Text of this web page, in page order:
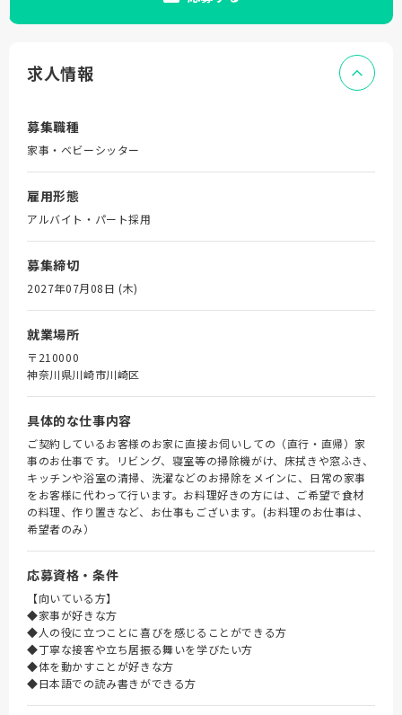
求人情報
募集職種
家事・ベビーシッター
雇用形態
アルバイト・パート採用
募集締切
2027年07月08日 (木)
就業場所
〒210000
神奈川県川崎市川崎区
具体的な仕事内容
ご契約しているお客様のお家に直接お伺いしての（直行・直帰）家
事のお仕事です。リビング、寝室等の掃除機がけ、床拭きや窓ふき、
キッチンや浴室の清掃、洗濯などのお掃除をメインに、日常の家事
をお客様に代わって行います。お料理好きの方には、ご希望で食材
の料理、作り置きなど、お仕事もございます。(お料理のお仕事は、
希望者のみ）
応募資格・条件
【向いている方】
◆家事が好きな方
◆人の役に立つことに喜びを感じることができる方
◆丁寧な接客や立ち居振る舞いを学びたい方
◆体を動かすことが好きな方
◆日本語での読み書きができる方